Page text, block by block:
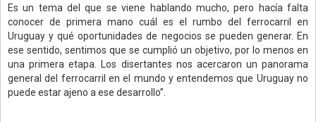
Es un tema del que se viene hablando mucho, pero hacía falta
conocer de primera mano cuál es el rumbo del ferrocarril en
Uruguay y qué oportunidades de negocios se pueden generar. En
ese sentido, sentimos que se cumplió un objetivo, por lo menos en
una primera etapa. Los disertantes nos acercaron un panorama
general del ferrocarril en el mundo y entendemos que Uruguay no
puede estar ajeno a ese desarrollo”.